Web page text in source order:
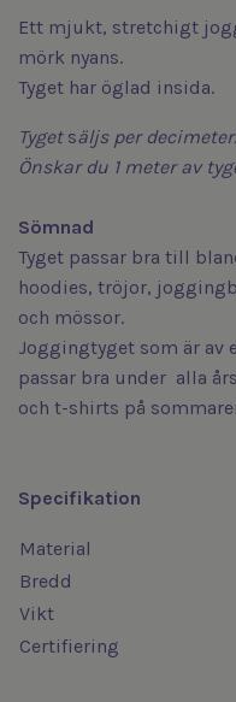
Ett mjukt, stretchigt
mörk nyans.
Tyget har öglad insida.
Tyget säljsper decimeter.
Önskar du 1 meter av
Sömnad
Tyget passar bra till
hoodies, tröjor,
och mössor.
Joggingtyget som är av
passar bra under alla
och t-shirts på
Specifikation
Material
Bredd
Vikt
Certifiering